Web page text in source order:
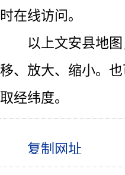
时在线访问。
以上文安县地
移、放大、缩小。
取经纬度。